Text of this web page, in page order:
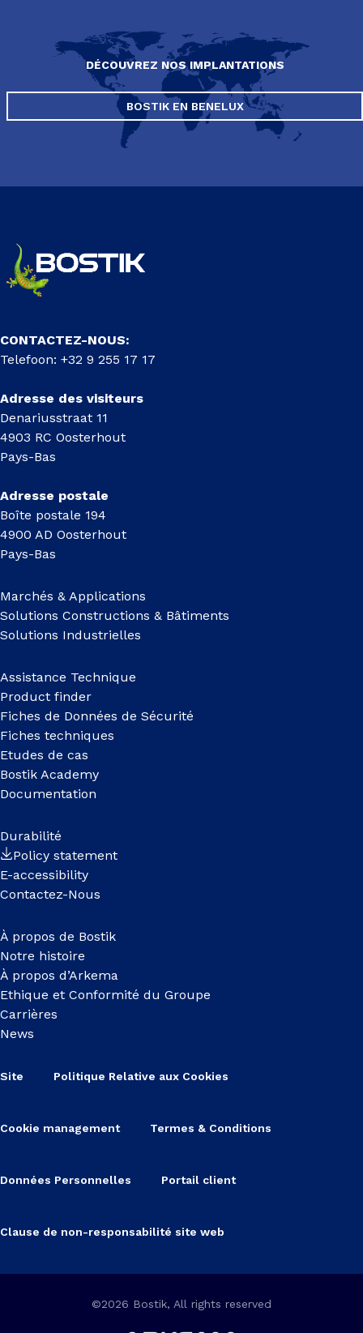
DÉCOUVREZ NOS IMPLANTATIONS
BOSTIK EN BENELUX
CONTACTEZ-NOUS:
Telefoon: +32 9 255 17 17
Adresse des visiteurs
Denariusstraat 11
4903 RC Oosterhout
Pays-Bas
Adresse postale
Boîte postale 194
4900 AD Oosterhout
Pays-Bas
Marchés & Applications
Solutions Constructions & Bâtiments
Solutions Industrielles
Assistance Technique
Product finder
Fiches de Données de Sécurité
Fiches techniques
Etudes de cas
Bostik Academy
Documentation
Durabilité
Policy statement
E-accessibility
Contactez-Nous
À propos de Bostik
Notre histoire
À propos d’Arkema
Ethique et Conformité du Groupe
Carrières
News
Site Politique Relative aux Cookies
Cookie management Termes & Conditions
Données Personnelles Portail client
Clause de non-responsabilité site web
©2026 Bostik, All rights reserved